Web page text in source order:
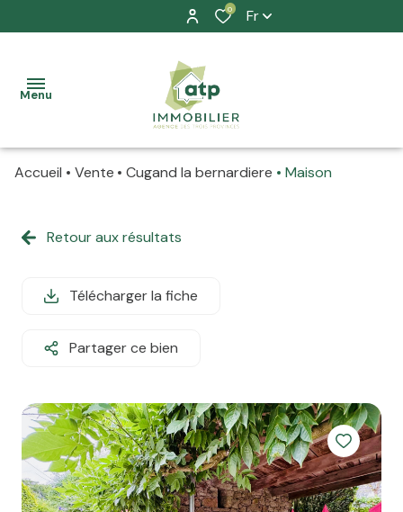
0 Fr
Menu
nos
à la
location
allure
La
team
ATP
alerte
Accueil Vente Cugand la bernardiere Maison
Retour aux résultats
Télécharger la fiche
Partager ce bien